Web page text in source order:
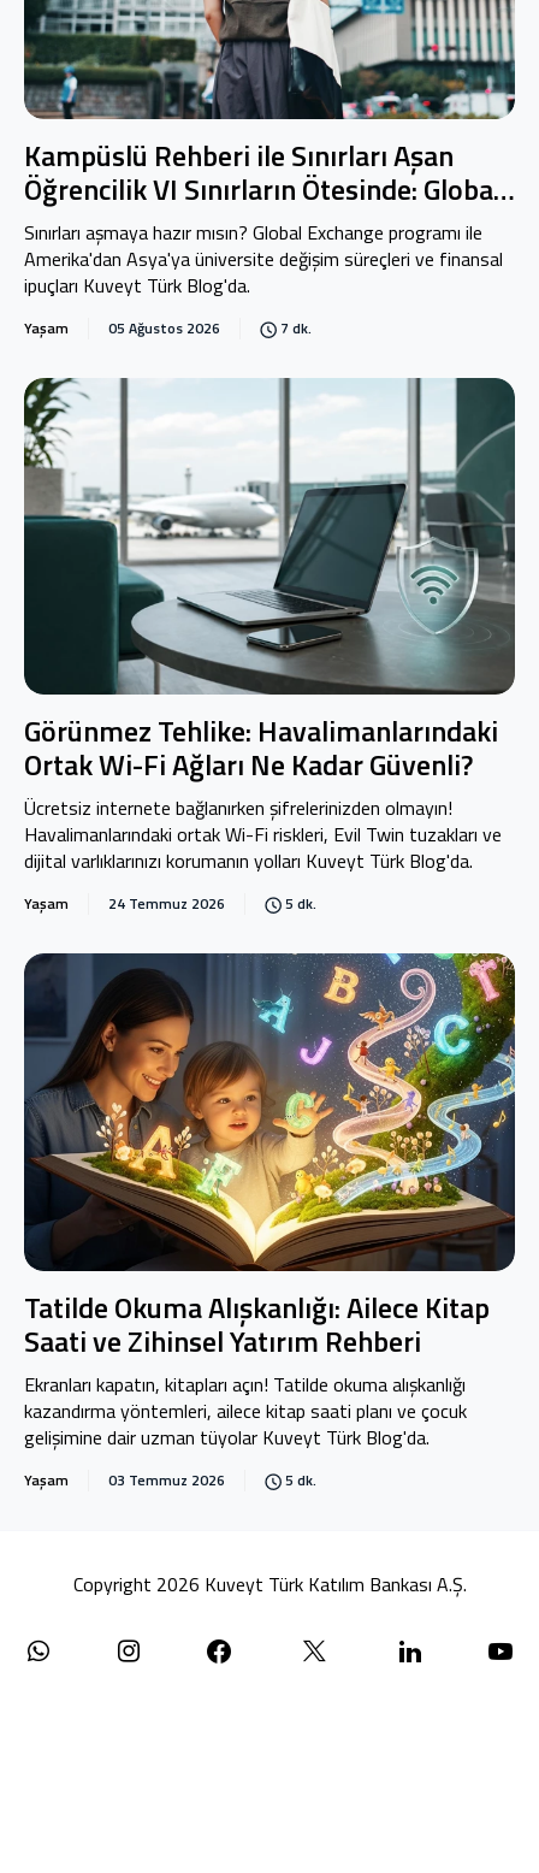
Kampüslü Rehberi ile Sınırları Aşan
Öğrencilik VI Sınırların Ötesinde: Global
Exchange
Sınırları aşmaya hazır mısın? Global Exchange programı ile
Amerika'dan Asya'ya üniversite değişim süreçleri ve finansal
ipuçları Kuveyt Türk Blog'da.
Yaşam 05 Ağustos 2026 7 dk.
Görünmez Tehlike: Havalimanlarındaki
Ortak Wi-Fi Ağları Ne Kadar Güvenli?
Ücretsiz internete bağlanırken şifrelerinizden olmayın!
Havalimanlarındaki ortak Wi-Fi riskleri, Evil Twin tuzakları ve
dijital varlıklarınızı korumanın yolları Kuveyt Türk Blog'da.
Yaşam 24 Temmuz 2026 5 dk.
Tatilde Okuma Alışkanlığı: Ailece Kitap
Saati ve Zihinsel Yatırım Rehberi
Ekranları kapatın, kitapları açın! Tatilde okuma alışkanlığı
kazandırma yöntemleri, ailece kitap saati planı ve çocuk
gelişimine dair uzman tüyolar Kuveyt Türk Blog'da.
Yaşam 03 Temmuz 2026 5 dk.
Copyright 2026 Kuveyt Türk Katılım Bankası A.Ş.